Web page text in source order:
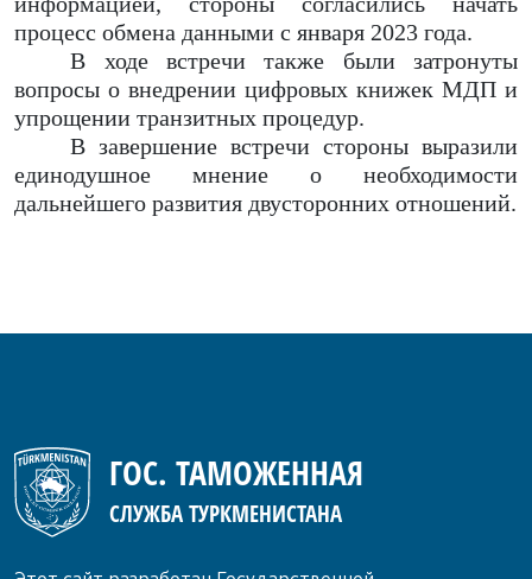
процесс обмена данными с января 2023 года.
В ходе встречи также были затронуты
вопросы о внедрении цифровых книжек МДП и
упрощении транзитных процедур.
В завершение встречи стороны выразили
единодушное мнение о необходимости
дальнейшего развития двусторонних отношений.
ГОС. ТАМОЖЕННАЯ
СЛУЖБА ТУРКМЕНИСТАНА